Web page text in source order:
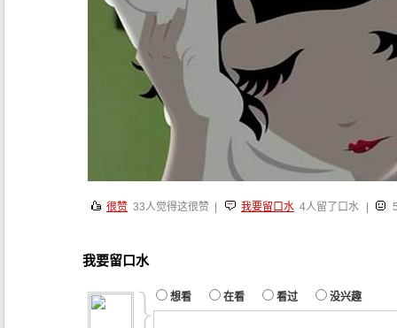
很赞 33人觉得这很赞 | 我要留口水 4人留了口水
我要留口水
想看 在看 看过 没兴趣